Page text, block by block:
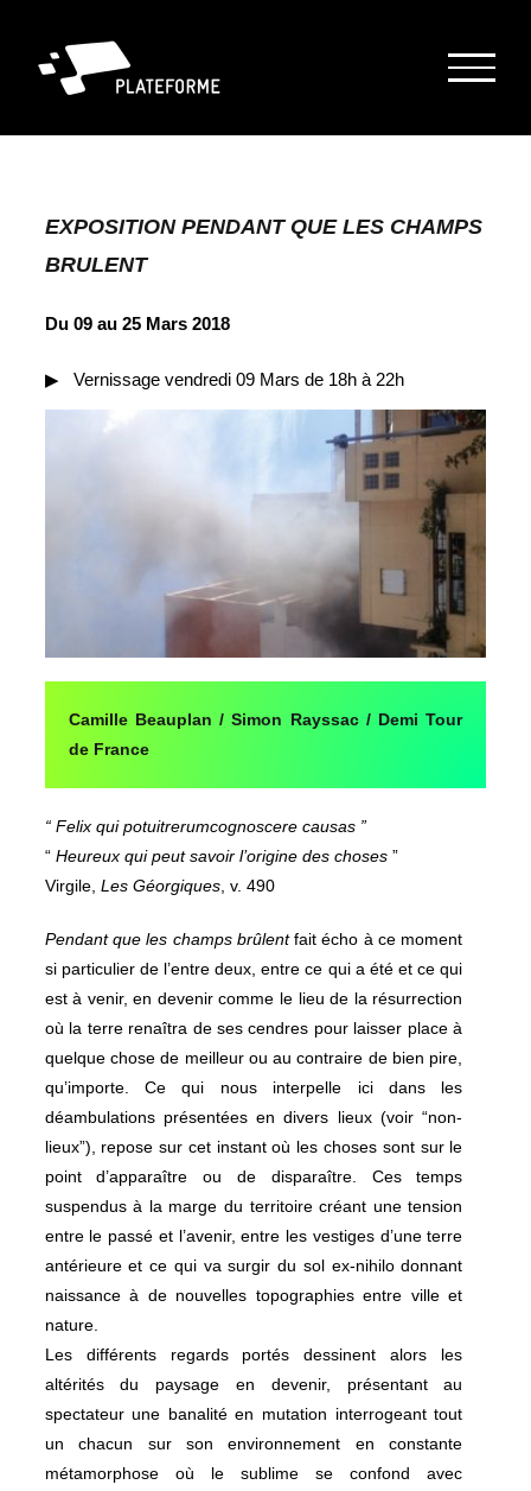
contenu
EXPOSITION PENDANT QUE LES CHAMPS
BRULENT
Du 09 au 25 Mars 2018
▶︎ Vernissage vendredi 09 Mars de 18h à 22h
Camille Beauplan / Simon Rayssac / Demi Tour
de France
“ Felix qui potuitrerumcognoscere causas ”
“ Heureux qui peut savoir l’origine des choses ”
Virgile, Les Géorgiques, v. 490
Pendant que les champs brûlentfait écho à ce moment
si particulier de l’entre deux, entre ce qui a été et ce qui
est à venir, en devenir comme le lieu de la résurrection
où la terre renaîtra de ses cendres pour laisser place à
quelque chose de meilleur ou au contraire de bien pire,
qu’importe. Ce qui nous interpelle ici dans les
déambulations présentées en divers lieux (voir “non-
lieux”), repose sur cet instant où les choses sont sur le
point d’apparaître ou de disparaître. Ces temps
suspendus à la marge du territoire créant une tension
entre le passé et l’avenir, entre les vestiges d’une terre
antérieure et ce qui va surgir du sol ex-nihilo donnant
naissance à de nouvelles topographies entre ville et
nature.
Les différents regards portés dessinent alors les
altérités du paysage en devenir, présentant au
spectateur une banalité en mutation interrogeant tout
un chacun sur son environnement en constante
métamorphose où le sublime se confond avec